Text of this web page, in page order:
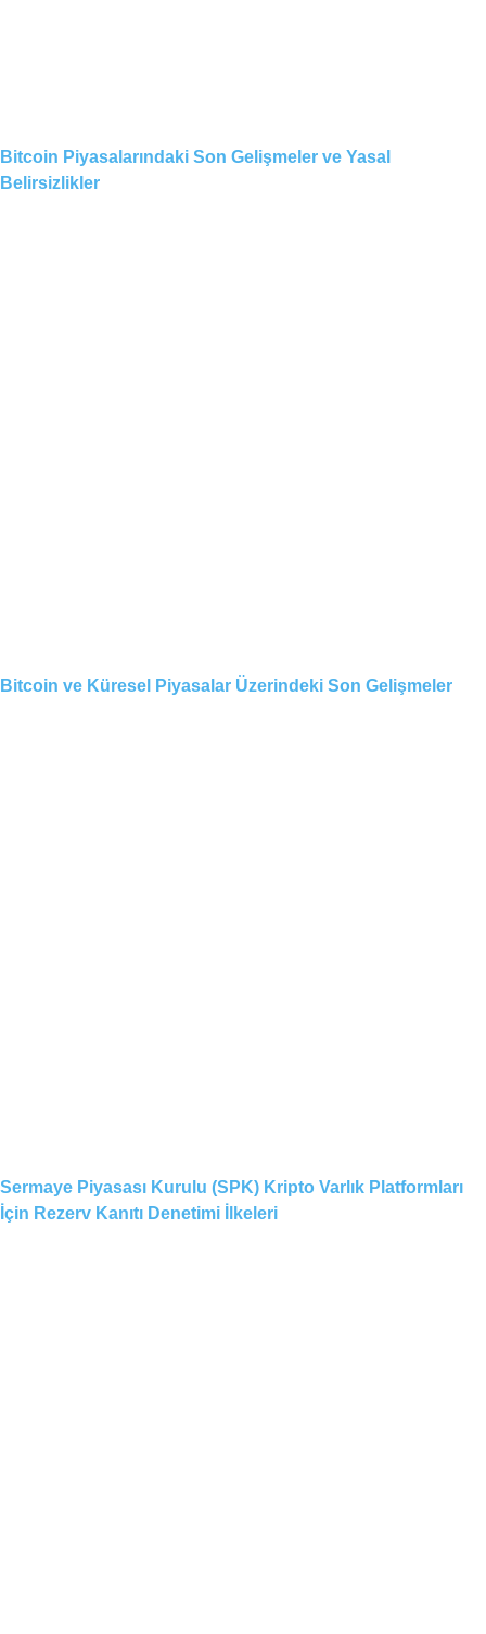
Bitcoin Piyasalarındaki Son Gelişmeler ve Yasal
Belirsizlikler
Bitcoin ve Küresel Piyasalar Üzerindeki Son Gelişmeler
Sermaye Piyasası Kurulu (SPK) Kripto Varlık Platformları
İçin Rezerv Kanıtı Denetimi İlkeleri